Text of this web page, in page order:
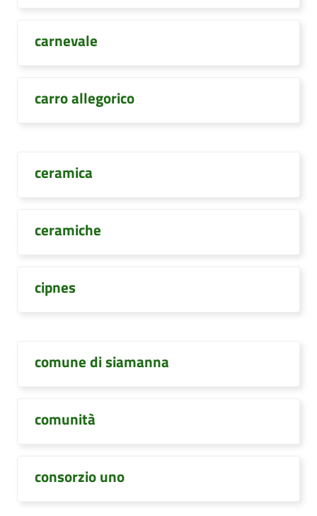
carnevale
carro allegorico
ceramica
ceramiche
cipnes
comune di siamanna
comunità
consorzio uno